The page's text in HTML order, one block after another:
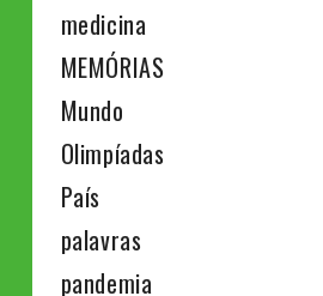
medicina
MEMÓRIAS
Mundo
Olimpíadas
País
palavras
pandemia